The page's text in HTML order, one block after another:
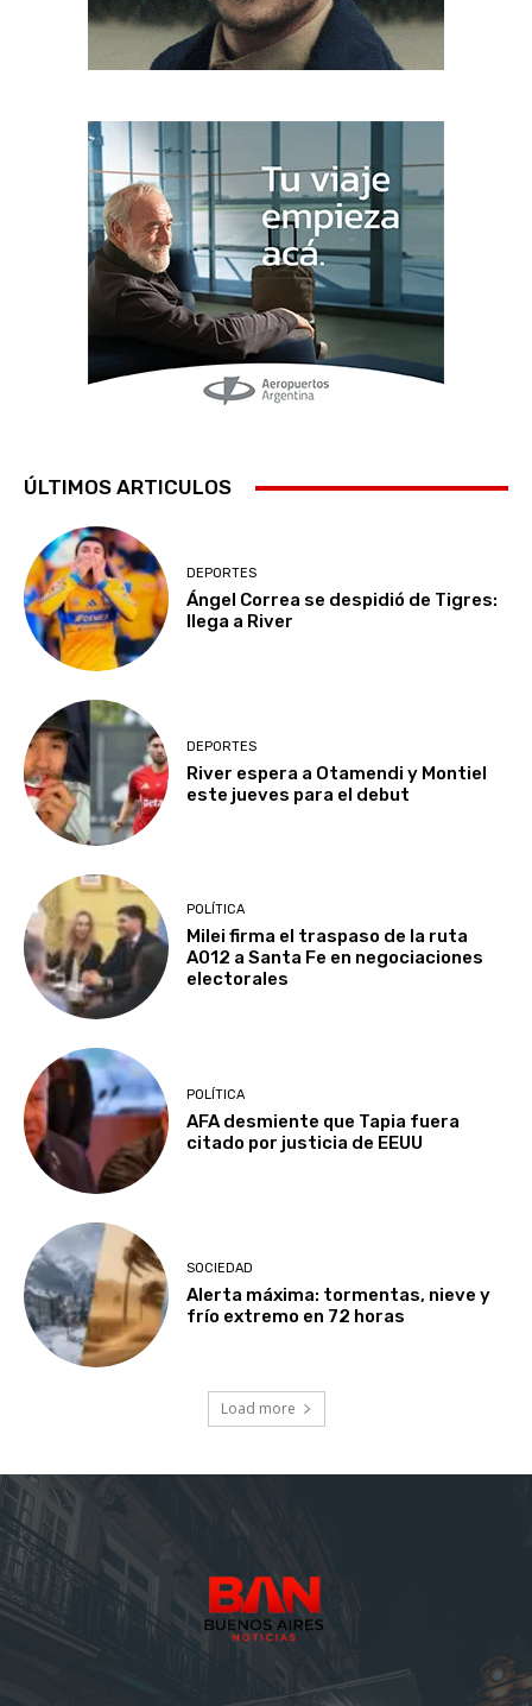
ÚLTIMOS ARTICULOS
DEPORTES
Ángel Correa se despidió de Tigres:
llega a River
DEPORTES
River espera a Otamendi y Montiel
este jueves para el debut
POLÍTICA
Milei firma el traspaso de la ruta
A012 a Santa Fe en negociaciones
electorales
POLÍTICA
AFA desmiente que Tapia fuera
citado por justicia de EEUU
SOCIEDAD
Alerta máxima: tormentas, nieve y
frío extremo en 72 horas
Load more